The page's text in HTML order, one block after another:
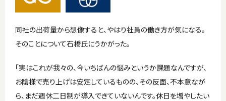
同社の出荷量から想像すると、やはり社員の働き方が気になる。
そのことについて石橋氏にうかがった。
「実はこれが我々の、今いちばんの悩みというか課題なんですが、
お陰様で売り上げは安定しているものの、その反面、不本意なが
ら、まだ週休二日制が導入できていないんです。休日を増やしたい